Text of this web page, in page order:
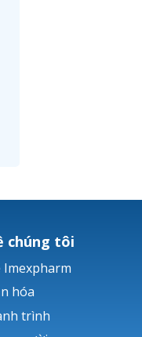
chúng tôi
Imexpharm
hóa
trình